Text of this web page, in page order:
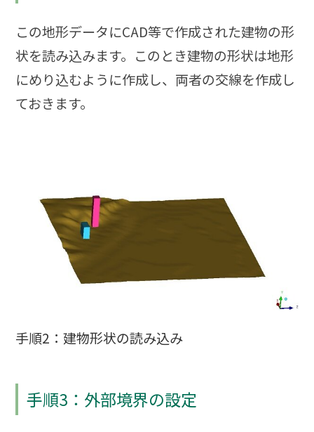
この地形データにCAD等で作成された建物の形
状を読み込みます。このとき建物の形状は地形
にめり込むように作成し、両者の交線を作成し
ておきます。
手順2：建物形状の読み込み
手順3：外部境界の設定